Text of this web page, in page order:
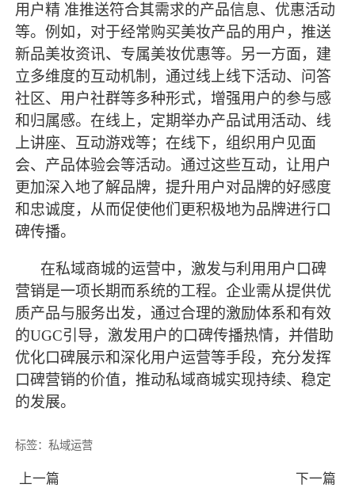
用户精 准推送符合其需求的产品信息、优惠活动
等。例如，对于经常购买美妆产品的用户，推送
新品美妆资讯、专属美妆优惠等。另一方面，建
立多维度的互动机制，通过线上线下活动、问答
社区、用户社群等多种形式，增强用户的参与感
和归属感。在线上，定期举办产品试用活动、线
上讲座、互动游戏等；在线下，组织用户见面
会、产品体验会等活动。通过这些互动，让用户
更加深入地了解品牌，提升用户对品牌的好感度
和忠诚度，从而促使他们更积极地为品牌进行口
碑传播。
在私域商城的运营中，激发与利用用户口碑
营销是一项长期而系统的工程。企业需从提供优
质产品与服务出发，通过合理的激励体系和有效
的UGC引导，激发用户的口碑传播热情，并借助
优化口碑展示和深化用户运营等手段，充分发挥
口碑营销的价值，推动私域商城实现持续、稳定
的发展。
标签：私域运营
上一篇 下一篇